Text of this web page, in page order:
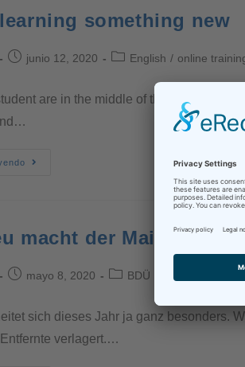
something new
junio 12, 2020 English / online
are in the middle of their state
macht der Mai
mayo 8, 2020 BDÜ
sich dieses Jahr ja ganz besonders.
verlagert.…